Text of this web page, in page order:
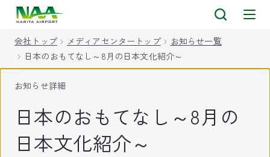
会社トップ メディアセンタートップ
お知らせ一覧
日本のおもてなし～8月の日本文化紹介～
お知らせ詳細
日本のおもてなし～8月の
日本文化紹介～